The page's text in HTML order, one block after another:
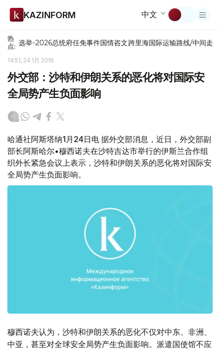
KAZINFORM 中文
热
点: 选举-2026总统府任免事件国情咨文跨里海国际运输路线/中间走廊
14:51, 24 1月 2016
外交部：沙特和伊朗关系的恶化将对国际安
全局势产生负面影响
哈通社阿斯塔纳1月24日电 据外交部消息，近日，外交部副
部长阿斯哈尔•穆西诺夫在沙特吉达市举行的伊斯兰合作组
织外长紧急会议上表示，沙特和伊朗关系的恶化将对国际安
全局势产生负面影响。
穆西诺夫认为，沙特和伊朗关系的恶化不仅对中东、非洲、
中亚，甚至对全球安全局势产生负面影响。派遣国使馆不应